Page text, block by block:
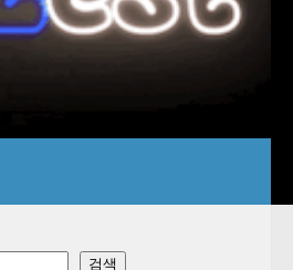
검색